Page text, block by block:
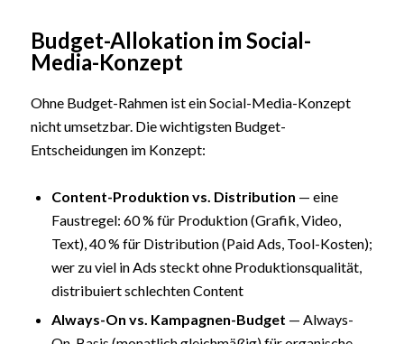
Budget-Allokation im Social-
Media-Konzept
Ohne Budget-Rahmen ist ein Social-Media-Konzept
nicht umsetzbar. Die wichtigsten Budget-
Entscheidungen im Konzept:
Content-Produktion vs. Distribution — eine
Faustregel: 60 % für Produktion (Grafik, Video,
Text), 40 % für Distribution (Paid Ads, Tool-Kosten);
wer zu viel in Ads steckt ohne Produktionsqualität,
distribuiert schlechten Content
Always-On vs. Kampagnen-Budget — Always-